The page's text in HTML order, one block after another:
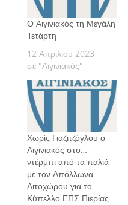
Ο Αιγινιακός τη Μεγάλη
Τετάρτη
12 Απριλίου 2023
σε "Αιγινιακός"
Χωρίς Γιαζιτζόγλου ο
Αιγινιακός στο…
ντέρμπι από τα παλιά
με τον Απόλλωνα
Λιτοχώρου για το
Κύπελλο ΕΠΣ Πιερίας